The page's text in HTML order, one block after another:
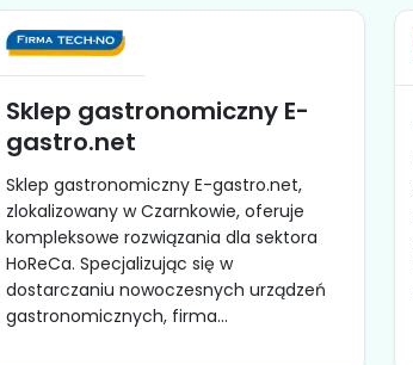
Sklep gastronomiczny E-
gastro.net
Sklep gastronomiczny E-gastro.net,
zlokalizowany w Czarnkowie, oferuje
kompleksowe rozwiązania dla sektora
HoReCa. Specjalizując się w
dostarczaniu nowoczesnych urządzeń
gastronomicznych, firma...